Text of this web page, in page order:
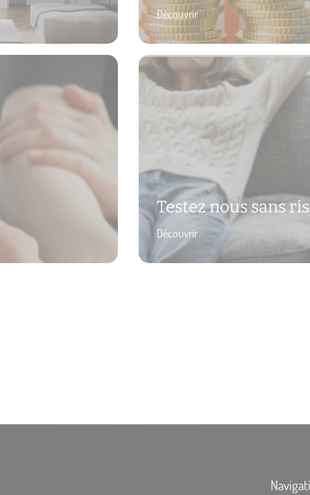
Découvrir
Testez nous sans
Découvrir